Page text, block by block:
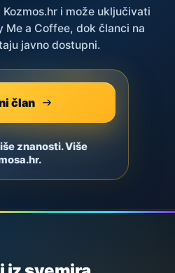
i može uključivati
Me a Coffee, dok članci na
javno dostupni.
član
znanosti. Više